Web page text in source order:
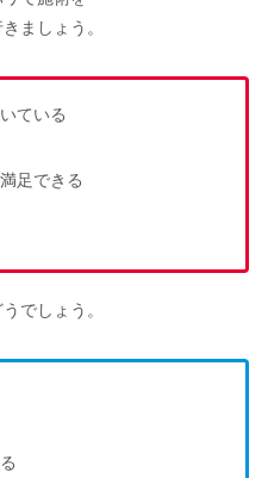
評判も調査
ましょう。
ている
足できる
でしょう。